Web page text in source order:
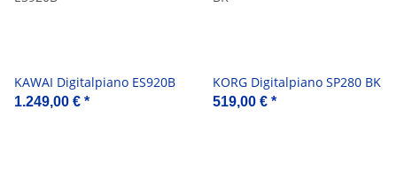
KAWAI Digitalpiano ES920B
1.249,00 € *
KORG Digitalpiano SP280 BK
519,00 € *